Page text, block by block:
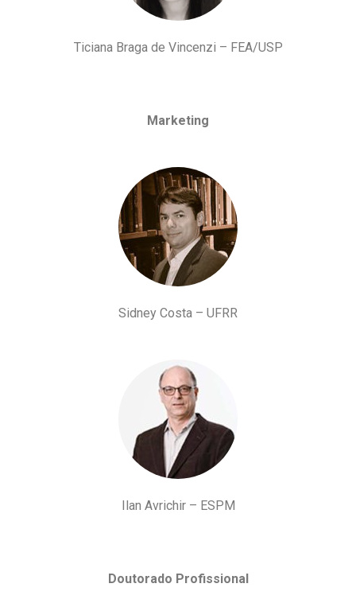
Ticiana Braga de Vincenzi – FEA/USP
Marketing
Sidney Costa – UFRR
Ilan Avrichir – ESPM
Doutorado Profissional